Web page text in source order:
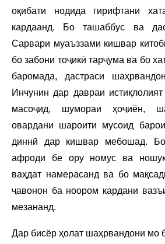
оқибати нодида гирифтани
кардаанд. Бо ташаббус ва
Сарвари муаъззами кишвар
бо забони тоҷикӣ тарҷума ва бо
баромада, дастраси
Инчунин дар давраи
масоҷид, шумораи ҳоҷиён,
овардани шароити мусоид
диннӣ дар кишвар мебошад.
афроди бе ору номус ва
ваҳдат намерасанд ва бо
ҷавонон ба ноором кардани
мезананд.
Дар бисёр ҳолат шаҳрвандони мо